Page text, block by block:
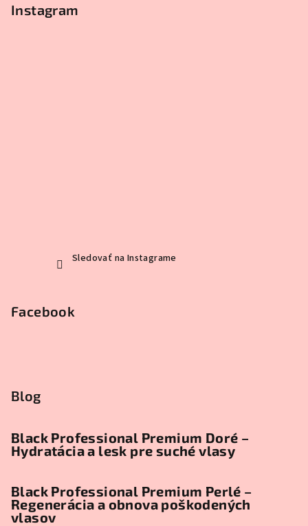
Instagram
Sledovať na Instagrame
Facebook
Blog
Black Professional Premium Doré –
Hydratácia a lesk pre suché vlasy
Black Professional Premium Perlé –
Regenerácia a obnova poškodených
vlasov